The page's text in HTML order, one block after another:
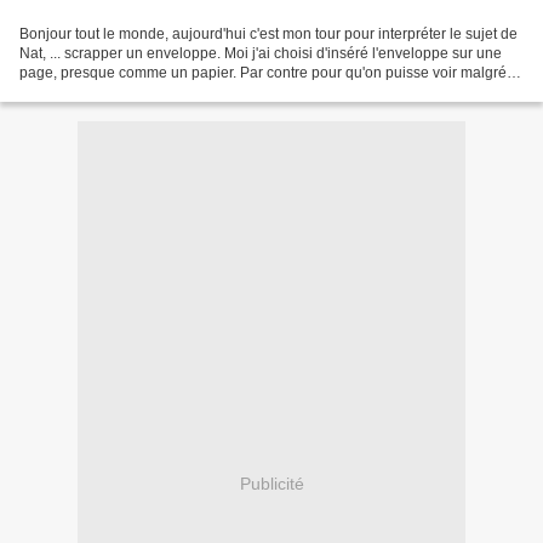
Bonjour tout le monde, aujourd'hui c'est mon tour pour interpréter le sujet de
Nat, ... scrapper un enveloppe. Moi j'ai choisi d'inséré l'enveloppe sur une
page, presque comme un papier. Par contre pour qu'on puisse voir malgré
Publicité